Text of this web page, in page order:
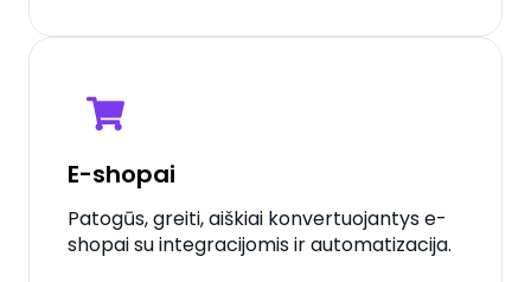
E-shopai
Patogūs, greiti, aiškiai konvertuojantys e-
shopai su integracijomis ir automatizacija.